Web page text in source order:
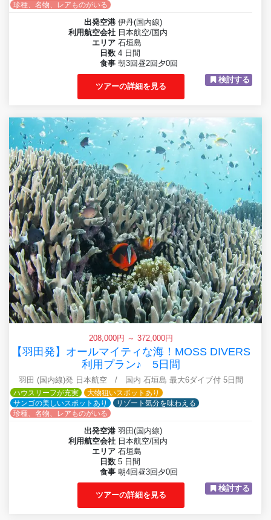
珍種、名物、レアものがいる
出発空港 伊丹(国内線)
利用航空会社 日本航空/国内
エリア 石垣島
日数 4 日間
食事 朝3回昼2回夕0回
ツアーの詳細を見る
検討する
208,000円 ～ 372,000円
【羽田発】オールマイティな海！MOSS DIVERS
利用プラン♪ 5日間
羽田 (国内線)発 日本航空 / 国内 石垣島 最大6ダイブ付 5日間
ハウスリーフが充実
大物狙いスポットあり
サンゴの美しいスポットあり
リゾート気分を味わえる
珍種、名物、レアものがいる
出発空港 羽田(国内線)
利用航空会社 日本航空/国内
エリア 石垣島
日数 5 日間
食事 朝4回昼3回夕0回
ツアーの詳細を見る
検討する